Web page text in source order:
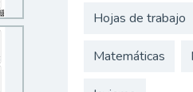
Hojas de trabajo
Matemáticas